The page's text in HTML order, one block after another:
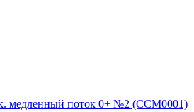
медленный поток 0+ №2 (ССМ0001)